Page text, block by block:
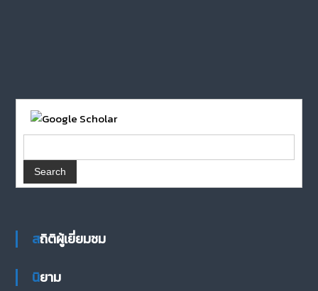
สถิติผู้เยี่ยมชม
นิยาม